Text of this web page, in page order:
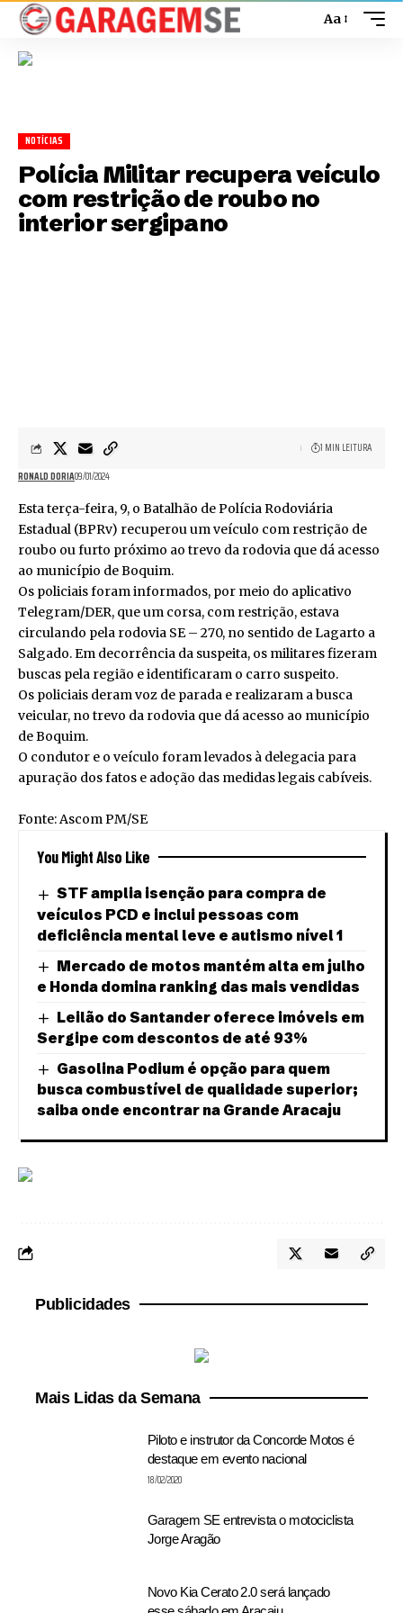
Aa
NOTÍCIAS
Polícia Militar recupera veículo
com restrição de roubo no
interior sergipano
RONALD DORIA09/01/2024
1 MIN LEITURA
Esta terça-feira, 9, o Batalhão de Polícia Rodoviária
Estadual (BPRv) recuperou um veículo com restrição de
roubo ou furto próximo ao trevo da rodovia que dá acesso
ao município de Boquim.
Os policiais foram informados, por meio do aplicativo
Telegram/DER, que um corsa, com restrição, estava
circulando pela rodovia SE – 270, no sentido de Lagarto a
Salgado. Em decorrência da suspeita, os militares fizeram
buscas pela região e identificaram o carro suspeito.
Os policiais deram voz de parada e realizaram a busca
veicular, no trevo da rodovia que dá acesso ao município
de Boquim.
O condutor e o veículo foram levados à delegacia para
apuração dos fatos e adoção das medidas legais cabíveis.
Fonte: Ascom PM/SE
You Might Also Like
STF amplia isenção para compra de
veículos PCD e inclui pessoas com
deficiência mental leve e autismo nível 1
Mercado de motos mantém alta em julho
e Honda domina ranking das mais vendidas
Leilão do Santander oferece imóveis em
Sergipe com descontos de até 93%
Gasolina Podium é opção para quem
busca combustível de qualidade superior;
saiba onde encontrar na Grande Aracaju
Publicidades
Mais Lidas da Semana
Piloto e instrutor da Concorde Motos é
destaque em evento nacional
18/02/2020
Garagem SE entrevista o motociclista
Jorge Aragão
Novo Kia Cerato 2.0 será lançado